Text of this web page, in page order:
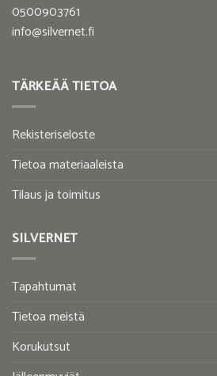
0500903761
info@silvernet.fi
TÄRKEÄÄ TIETOA
Rekisteriseloste
Tietoa materiaaleista
Tilaus ja toimitus
SILVERNET
Tapahtumat
Tietoa meistä
Korukutsut